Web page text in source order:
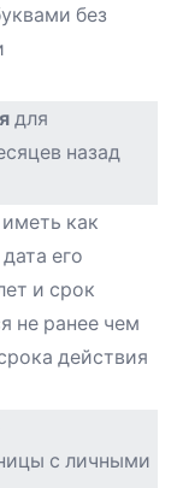
без
для
назад
как
его
и срок
не ранее чем
действия
с личными